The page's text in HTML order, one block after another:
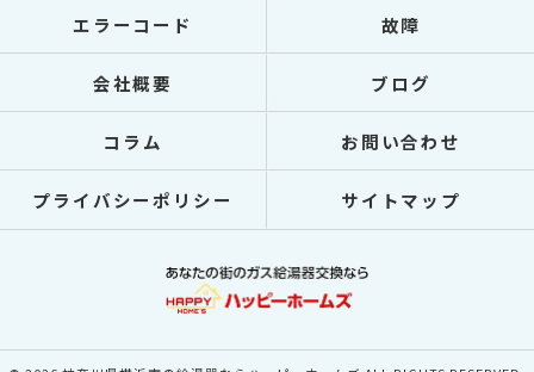
エラーコード 故障
会社概要 ブログ
コラム お問い合わせ
プライバシーポリシー サイトマップ